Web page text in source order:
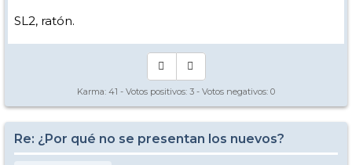
SL2, ratón.
Karma: 41 - Votos positivos: 3 - Votos negativos: 0
Re: ¿Por qué no se presentan los nuevos?